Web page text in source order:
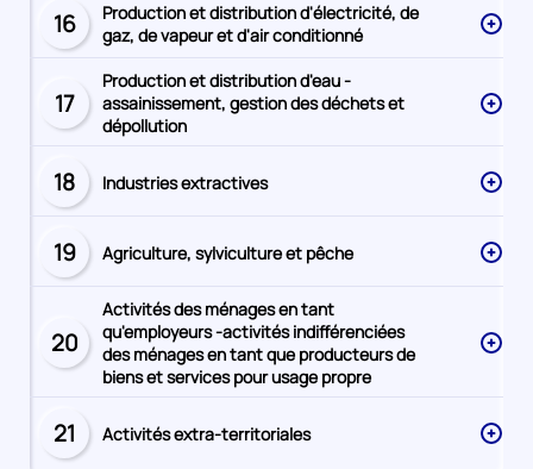
Secteur
numéro
16
Production et distribution d'électricité, de
gaz, de vapeur et d'air conditionné
Secteur
numéro
17
Production et distribution d'eau -
assainissement, gestion des déchets et
dépollution
Secteur
numéro
18 Industries extractives
Secteur
numéro
19 Agriculture, sylviculture et pêche
Secteur
numéro
20
Activités des ménages en tant
qu'employeurs -activités indifférenciées
des ménages en tant que producteurs de
biens et services pour usage propre
Secteur
numéro
21 Activités extra-territoriales